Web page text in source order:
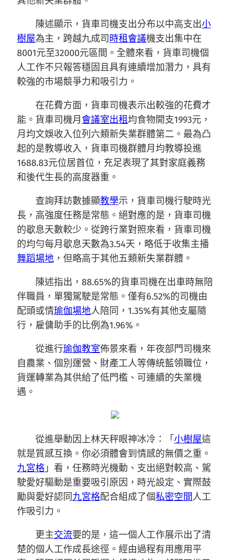
陳述顯示，貨車司機支出分布以中高支出小
樹屋為主，跨越九成司時租會議機支出集中在
8001元至32000元區間。全體來看，貨車司機個
人工作不只報答穩固且具有連續增加潛力，具有
較強的市場競爭力和吸引力。
在花費方面，貨車司機表示出較強的花費才
能。貨車司機月會議室出租均食物開支1993元，
月均文娛收入位列六類新失業群體第二。最為凸
起的是教導收入，貨車司機群體月均教導投進
1688.83元位居首位，充足表現了其對家庭義務
和後代生長的高度器重。
查詢拜訪數據顯教學示，貨車司機行駛時光
長，高強度任務是常態。絕對應的是，貨車司機
的歇息天數較少。從跨行業對照來看，貨車司機
的均勻每月歇息天數為3.54天，略低于收集主播
舞蹈場地 ，但略高于其他五類新失業群體。
陳述指出，88.65%的貨車司機在出車時無陪
伴職員，單獨駕駛是常態。僅有6.52%的司機由
配頭或情瑜伽場地人陪同，1.35%有其他支屬隨
行，雇傭助手的比例為1.96%。
從進行瑜伽教室佈景來看，年夜部門司機來
自農業、個別運營、財產工人等傳統藍領職位，
貨運轉業為其供給了低門檻、可連續的失業機
遇。
從進舉動因上林天秤眼神冰冷：「 小樹屋這
就是質感互換。你必須體會到情感的無價之重。
九宮格 」看，任務時光機動、支出絕對較高、駕
駛愛好驅動是重要吸引原因，時光設定、實際鼓
勵與愛好認同九宮格配合組成了個私密空間人工
作吸引力。
更主交流要的是，這一個人工作展示出了清
楚的個人工作成長途徑。經由過程有用應用平